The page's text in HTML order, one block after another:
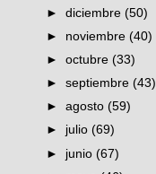
►diciembre(50)
► noviembre(40)
►octubre(33)
►septiembre(43)
►agosto(59)
► julio(69)
► junio(67)